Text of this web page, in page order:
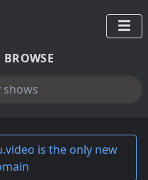
BROWSE
is the only new